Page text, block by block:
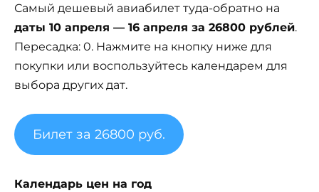
Самый дешевый авиабилет туда-обратно на
даты 10 апреля — 16 апреля за 26800 рублей.
Пересадка: 0. Нажмите на кнопку ниже для
покупки или воспользуйтесь календарем для
выбора других дат.
Билет за 26800 руб.
Календарь цен на год